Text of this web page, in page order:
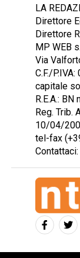
LA
Direttore
Direttore
MP WEB
Via
C.F./
capitale
R.E.A.: BN
Reg. Trib.
10/04/
tel-fax